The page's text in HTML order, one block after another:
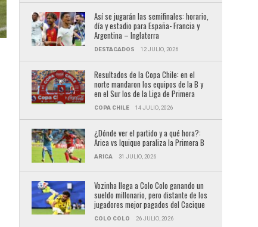
Así se jugarán las semifinales: horario,
día y estadio para España- Francia y
Argentina – Inglaterra
DESTACADOS 12 JULIO, 2026
Resultados de la Copa Chile: en el
norte mandaron los equipos de la B y
en el Sur los de la Liga de Primera
COPA CHILE 14 JULIO, 2026
¿Dónde ver el partido y a qué hora?:
Arica vs Iquique paraliza la Primera B
ARICA 31 JULIO, 2026
Vozinha llega a Colo Colo ganando un
sueldo millonario, pero distante de los
jugadores mejor pagados del Cacique
COLO COLO 26 JULIO, 2026